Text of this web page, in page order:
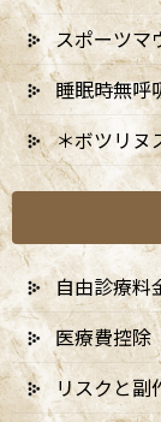
スポーツマ
睡眠時無呼
＊ボツリヌ
自由診療料
医療費控除
リスクと副